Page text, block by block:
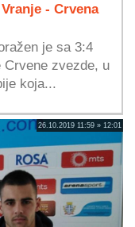
- Crvena
je sa 3:4
Crvene zvezde, u
koja...
26.10.2019 11:59 » 12:01